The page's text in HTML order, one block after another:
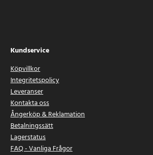
Kundservice
Köpvillkor
Integritetspolicy
Leveranser
Kontakta oss
Ångerköp & Reklamation
Betalningssätt
Lagerstatus
FAQ - Vanliga Frågor